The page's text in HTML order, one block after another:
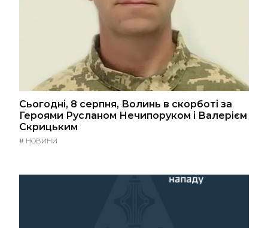
Сьогодні, 8 серпня, Волинь в скорботі за
Героями Русланом Нечипоруком і Валерієм
Скрицьким
# НОВИНИ